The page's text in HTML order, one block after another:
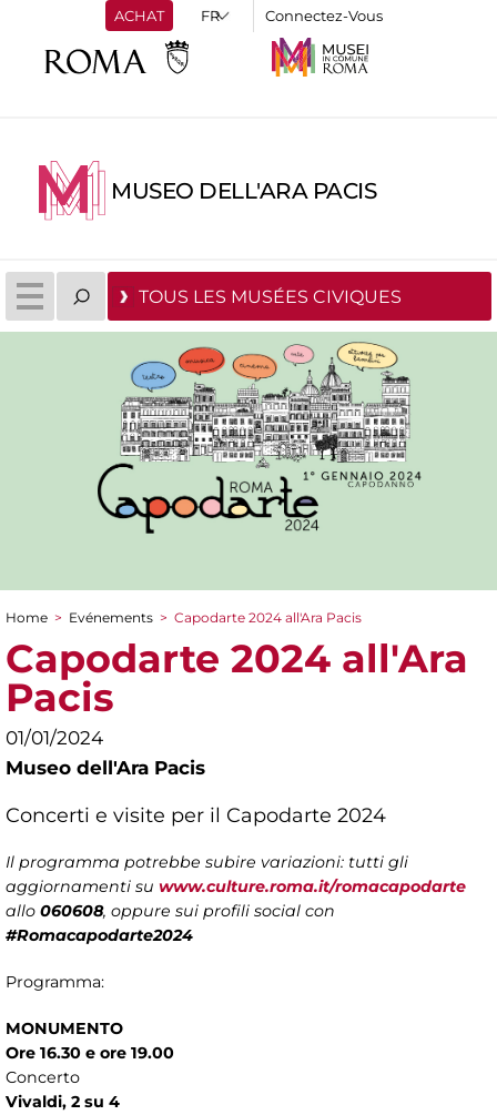
ACHAT Connectez-Vous
MUSEO DELL'ARA PACIS
TOUS LES MUSÉES CIVIQUES
You are here
Home > Evénements > Capodarte 2024 all'Ara Pacis
Capodarte 2024 all'Ara
Pacis
01/01/2024
Museo dell'Ara Pacis
Concerti e visite per il Capodarte 2024
Il programma potrebbe subire variazioni: tutti gli
aggiornamenti su www.culture.roma.it/romacapodarte
allo 060608, oppure sui profili social con
#Romacapodarte2024
Programma:
MONUMENTO
Ore 16.30 e ore 19.00
Concerto
Vivaldi, 2 su 4